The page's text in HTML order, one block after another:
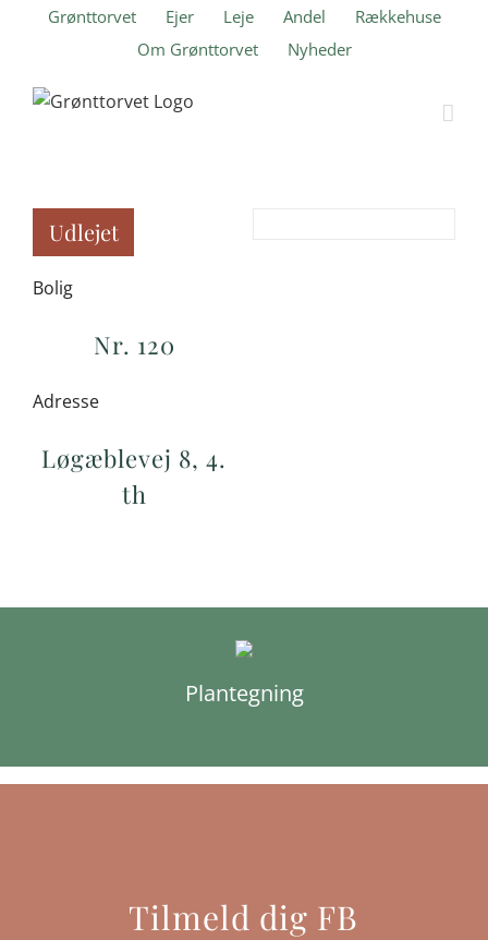
Grønttorvet Ejer Leje Andel
Rækkehuse
Om Grønttorvet
Nyheder
Udlejet
Bolig
Nr. 120
Adresse
Løgæblevej 8, 4.
th
Plantegning
Tilmeld dig FB